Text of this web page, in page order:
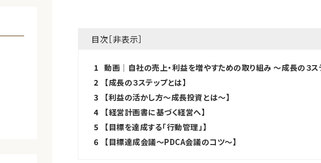
目次［非表示］
1 動画│自社の売上・利益を増やすための取り組み ～成長の３ス
2
【成長の３ステップとは】
3
【利益の活かし方～成長投資とは～】
4
【経営計画書に基づく経営へ】
5
【目標を達成する「行動管理」】
6
【目標達成会議～PDCA会議のコツ～】